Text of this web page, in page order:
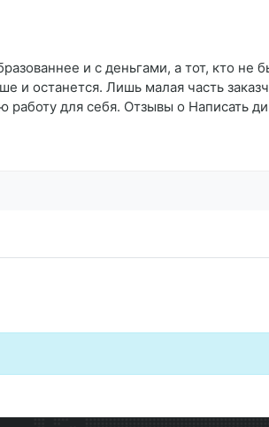
и с деньгами, а тот, кто не
и останется. Лишь малая часть
для себя. Отзывы о Написать